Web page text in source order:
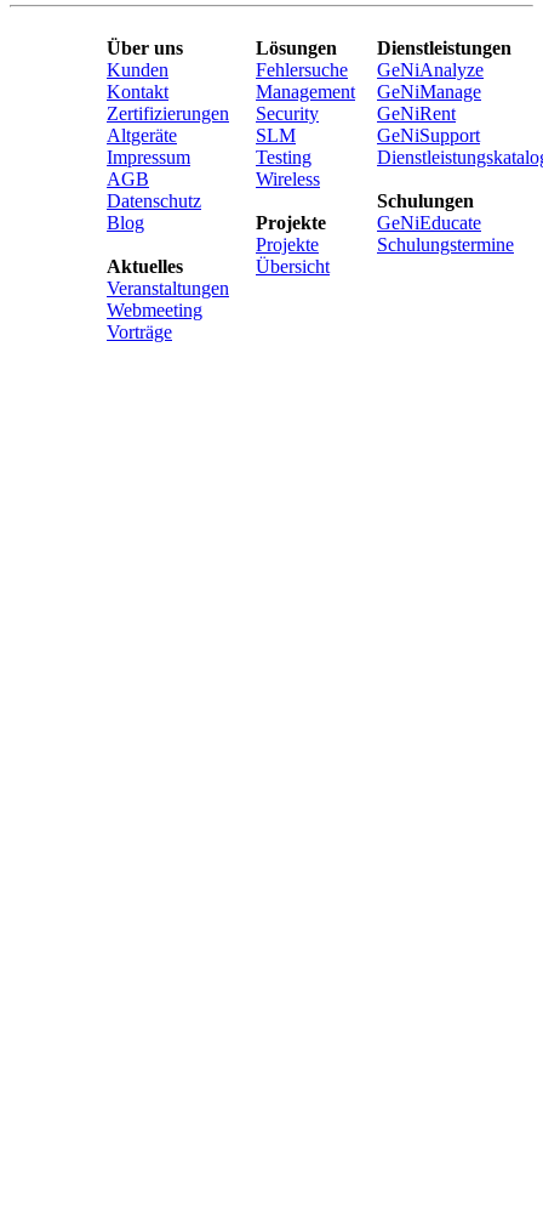
Über uns
Kunden
Kontakt
Zertifizierungen
Altgeräte
Impressum
AGB
Datenschutz
Blog
Aktuelles
Veranstaltungen
Webmeeting
Vorträge
Lösungen
Fehlersuche
Management
Security
SLM
Testing
Wireless
Projekte
Projekte
Übersicht
Dienstleistungen
GeNiAnalyze
GeNiManage
GeNiRent
GeNiSupport
Schulungen
GeNiEducate
Schulungstermine